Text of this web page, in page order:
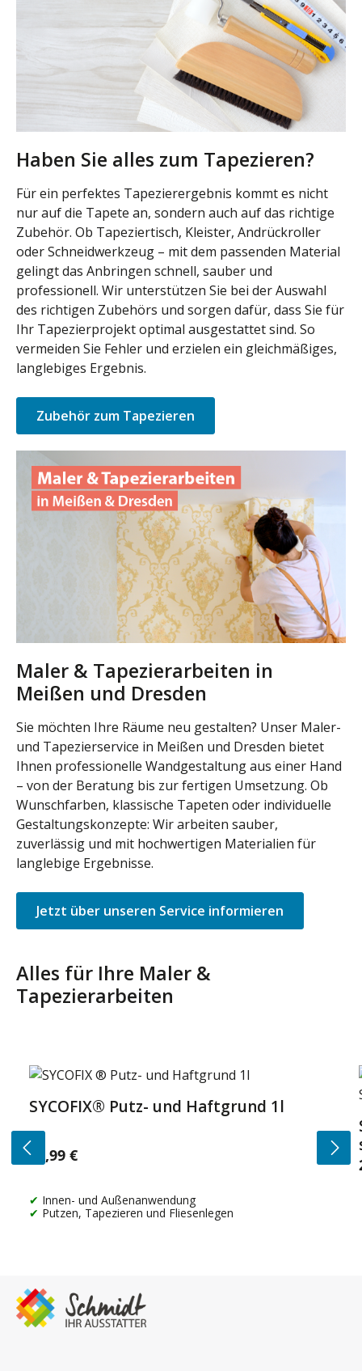
Haben Sie alles zum Tapezieren?
Für ein perfektes Tapezierergebnis kommt es nicht
nur auf die Tapete an, sondern auch auf das richtige
Zubehör. Ob Tapeziertisch, Kleister, Andrückroller
oder Schneidwerkzeug – mit dem passenden Material
gelingt das Anbringen schnell, sauber und
professionell. Wir unterstützen Sie bei der Auswahl
des richtigen Zubehörs und sorgen dafür, dass Sie für
Ihr Tapezierprojekt optimal ausgestattet sind. So
vermeiden Sie Fehler und erzielen ein gleichmäßiges,
langlebiges Ergebnis.
Zubehör zum Tapezieren
Maler & Tapezierarbeiten in
Meißen und Dresden
Sie möchten Ihre Räume neu gestalten? Unser Maler-
und Tapezierservice in Meißen und Dresden bietet
Ihnen professionelle Wandgestaltung aus einer Hand
– von der Beratung bis zur fertigen Umsetzung. Ob
Wunschfarben, klassische Tapeten oder individuelle
Gestaltungskonzepte: Wir arbeiten sauber,
zuverlässig und mit hochwertigen Materialien für
langlebige Ergebnisse.
Jetzt über unseren Service informieren
Alles für Ihre Maler &
Tapezierarbeiten
Produktgalerie überspringen
SYCOFIX® Putz- und Haftgrund 1l
Regulärer Preis:
14,99 €
Innen- und Außenanwendung
Putzen, Tapezieren und Fliesenlegen